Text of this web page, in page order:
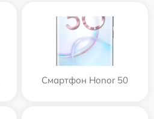
Смартфон Honor 50